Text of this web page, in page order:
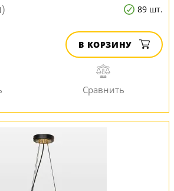
89 шт.
В КОРЗИНУ